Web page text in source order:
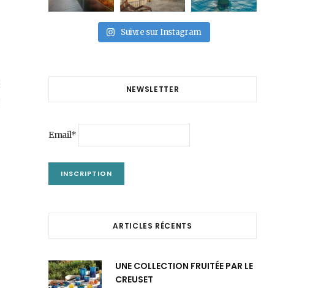
Suivre sur Instagram
NEWSLETTER
Email*
ARTICLES RÉCENTS
UNE COLLECTION FRUITÉE PAR LE
CREUSET